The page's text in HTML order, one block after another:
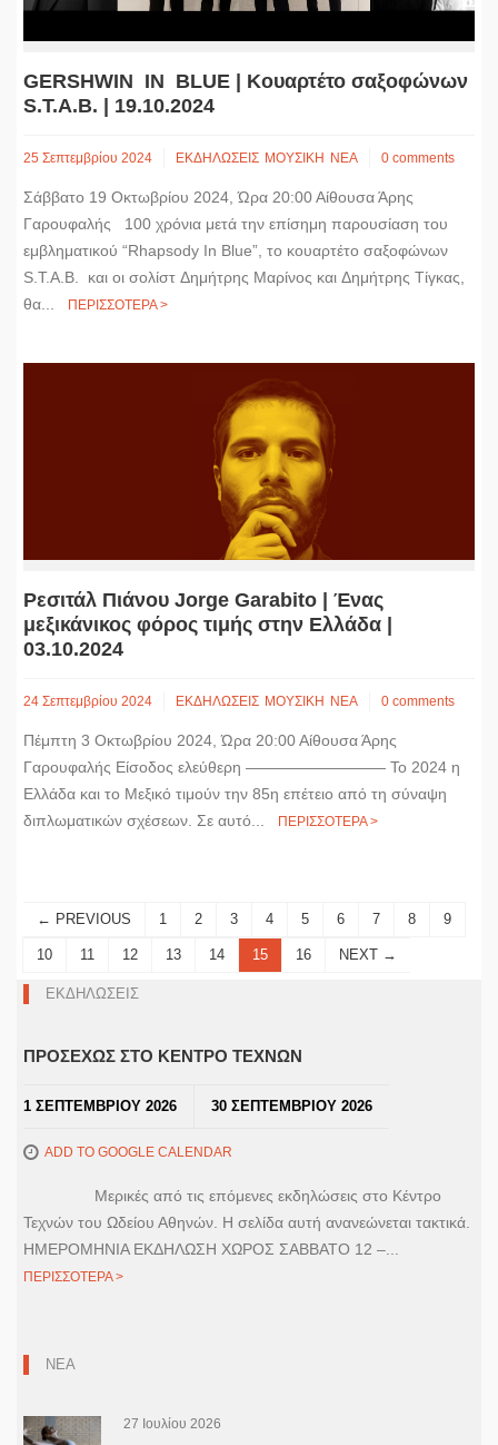
GERSHWIN IN BLUE | Κουαρτέτο σαξοφώνων
S.T.A.B. | 19.10.2024
25 Σεπτεμβρίου 2024 ΕΚΔΗΛΩΣΕΙΣ ΜΟΥΣΙΚΗ ΝΕΑ 0 comments
Σάββατο 19 Οκτωβρίου 2024, Ώρα 20:00 Αίθουσα Άρης
Γαρουφαλής 100 χρόνια μετά την επίσημη παρουσίαση του
εμβληματικού “Rhapsody In Blue”, το κουαρτέτο σαξοφώνων
S.T.A.B. και οι σολίστ Δημήτρης Μαρίνος και Δημήτρης Τίγκας,
θα...
ΠΕΡΙΣΣΟΤΕΡΑ >
Ρεσιτάλ Πιάνου Jorge Garabito | Ένας
μεξικάνικος φόρος τιμής στην Ελλάδα |
03.10.2024
24 Σεπτεμβρίου 2024 ΕΚΔΗΛΩΣΕΙΣ ΜΟΥΣΙΚΗ ΝΕΑ 0 comments
Πέμπτη 3 Οκτωβρίου 2024, Ώρα 20:00 Αίθουσα Άρης
Γαρουφαλής Είσοδος ελεύθερη ————————— Το 2024 η
Ελλάδα και το Μεξικό τιμούν την 85η επέτειο από τη σύναψη
διπλωματικών σχέσεων. Σε αυτό...
ΠΕΡΙΣΣΟΤΕΡΑ >
← PREVIOUS 1 2 3 4 5 6 7 8 9
10 11 12 13 14 15 16 NEXT →
ΕΚΔΗΛΩΣΕΙΣ
ΠΡΟΣΕΧΩΣ ΣΤΟ ΚΕΝΤΡΟ ΤΕΧΝΩΝ
1 ΣΕΠΤΕΜΒΡΙΟΥ 2026 30 ΣΕΠΤΕΜΒΡΙΟΥ 2026
ADD TO GOOGLE CALENDAR
Μερικές από τις επόμενες εκδηλώσεις στο Κέντρο
Τεχνών του Ωδείου Αθηνών. Η σελίδα αυτή ανανεώνεται τακτικά.
ΗΜΕΡΟΜΗΝΙΑ ΕΚΔΗΛΩΣΗ ΧΩΡΟΣ ΣΑΒΒΑΤΟ 12 –...
ΠΕΡΙΣΣΟΤΕΡΑ >
ΝΕΑ
27 Ιουλίου 2026